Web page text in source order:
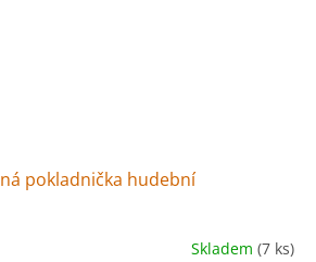
pokladnička hudební
Skladem (7 ks)